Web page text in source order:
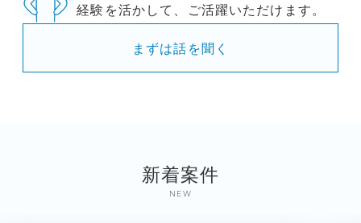
経験を活かして、ご活躍いただけます。
まずは話を聞く
新着案件
NEW